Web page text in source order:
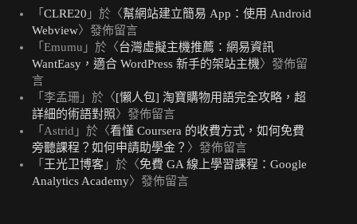
「 CLRE20 」於〈幫網站建立簡易 App：使用 Android
Webview〉發佈留言
「 Emumu 」於〈台灣虛擬主機推薦：網易資訊
WantEasy，適合 WordPress 新手的架站主機〉發佈留
言
「 李孟珊 」於〈[懶人包] 淘寶購物用語完全攻略，超
詳細的術語對照〉發佈留言
「 Astrid 」於〈看懂 Coursera 的收費方式，如何免費
旁聽課程？如何申請助學金？ 〉發佈留言
「 王光卫博客 」於〈免費 GA 線上學習課程：Google
Analytics Academy〉發佈留言